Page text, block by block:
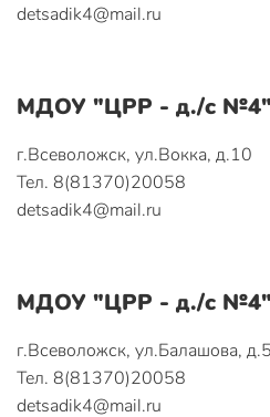
detsadik4@mail.ru
МДОУ "ЦРР - д./с №4"
г.Всеволожск, ул.Вокка, д.10
Тел. 8(81370)20058
detsadik4@mail.ru
МДОУ "ЦРР - д./с №4"
г.Всеволожск, ул.Балашова, д.5
Тел. 8(81370)20058
detsadik4@mail.ru